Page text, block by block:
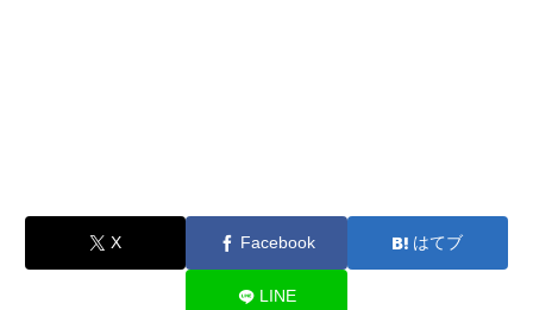
X Facebook はてブ
LINE